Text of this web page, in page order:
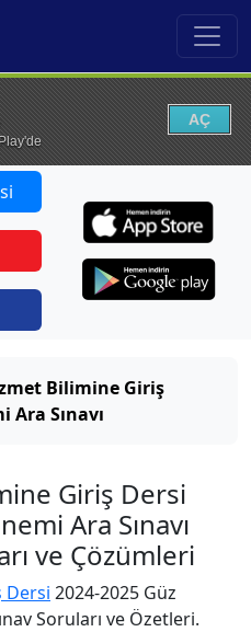
AÇ
Bilimine Giriş
Ara Sınavı
Giriş Dersi
Ara Sınavı
ve Çözümleri
Dersi 2024-2025 Güz
Soruları ve Özetleri.